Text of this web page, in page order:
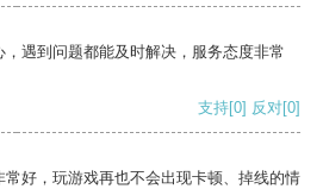
遇到问题都能及时解决，服务态度非常
支持[0] 反对[0]
好，玩游戏再也不会出现卡顿、掉线的情